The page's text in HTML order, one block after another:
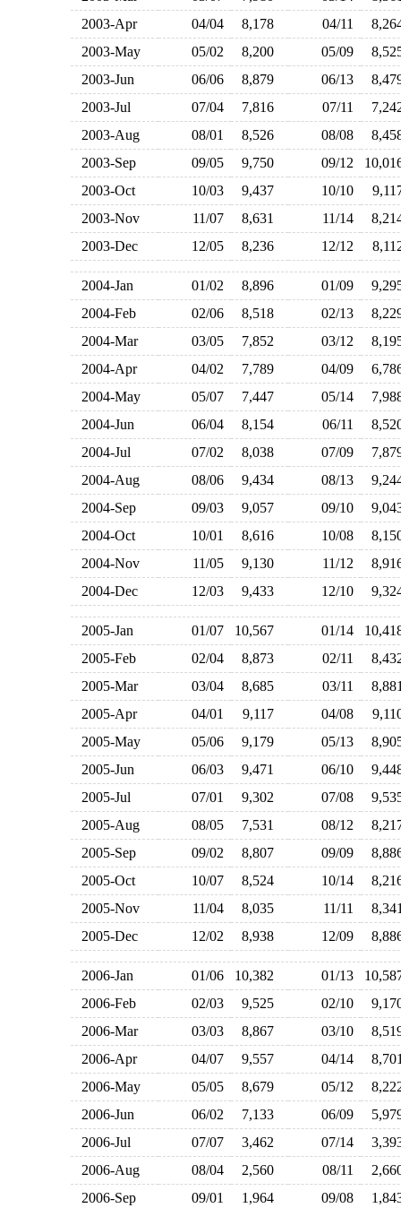
2003-Apr
04/04 8,178 04/11
2003-May
05/02 8,200 05/09
2003-Jun
06/06 8,879 06/13
2003-Jul
07/04 7,816 07/11
2003-Aug
08/01 8,526 08/08
2003-Sep
09/05 9,750 09/12
2003-Oct
10/03 9,437 10/10
2003-Nov
11/07 8,631 11/14
2003-Dec
12/05 8,236 12/12
2004-Jan 01/02 8,896 01/09
2004-Feb
02/06 8,518 02/13
2004-Mar
03/05 7,852 03/12
2004-Apr
04/02 7,789 04/09
2004-May
05/07 7,447 05/14
2004-Jun
06/04 8,154 06/11
2004-Jul
07/02 8,038 07/09
2004-Aug
08/06 9,434 08/13
2004-Sep
09/03 9,057 09/10
2004-Oct
10/01 8,616 10/08
2004-Nov
11/05 9,130 11/12
2004-Dec
12/03 9,433 12/10
2005-Jan 01/07 10,567 01/14
2005-Feb
02/04 8,873 02/11
2005-Mar
03/04 8,685 03/11
2005-Apr
04/01 9,117 04/08
2005-May
05/06 9,179 05/13
2005-Jun
06/03 9,471 06/10
2005-Jul
07/01 9,302 07/08
2005-Aug
08/05 7,531 08/12
2005-Sep
09/02 8,807 09/09
2005-Oct
10/07 8,524 10/14
2005-Nov
11/04 8,035 11/11
2005-Dec
12/02 8,938 12/09
2006-Jan 01/06 10,382 01/13
2006-Feb
02/03 9,525 02/10
2006-Mar
03/03 8,867 03/10
2006-Apr
04/07 9,557 04/14
2006-May
05/05 8,679 05/12
2006-Jun
06/02 7,133 06/09
2006-Jul
07/07 3,462 07/14
2006-Aug
08/04 2,560 08/11
2006-Sep
09/01 1,964 09/08